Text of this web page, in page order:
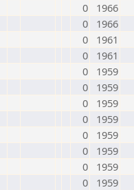
0
1966
0
1966
0
1961
0
1961
0
1959
0
1959
0
1959
0
1959
0
1959
0
1959
0
1959
0
1959